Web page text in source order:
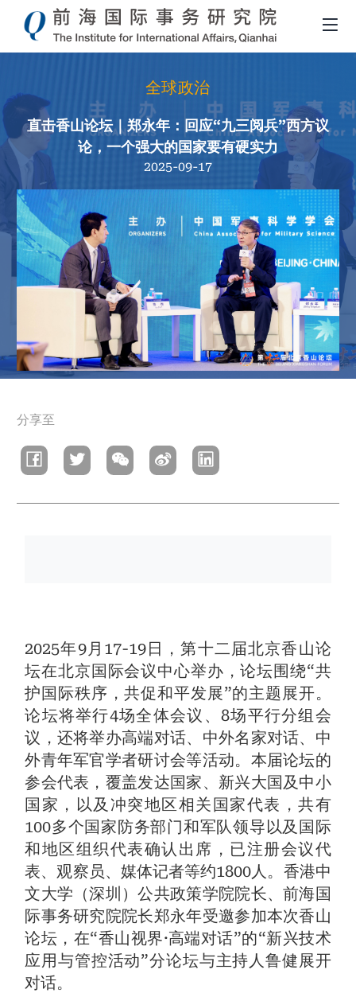
全球政治
直击香山论坛｜郑永年：回应“九三阅兵”西方议
论，一个强大的国家要有硬实力
2025-09-17
包
屑
分享至
2025年9月17-19日，第十二届北京香山论
坛在北京国际会议中心举办，论坛围绕“共
护国际秩序，共促和平发展”的主题展开。
论坛将举行4场全体会议、8场平行分组会
议，还将举办高端对话、中外名家对话、中
外青年军官学者研讨会等活动。本届论坛的
参会代表，覆盖发达国家、新兴大国及中小
国家，以及冲突地区相关国家代表，共有
100多个国家防务部门和军队领导以及国际
和地区组织代表确认出席，已注册会议代
表、观察员、媒体记者等约1800人。香港中
文大学（深圳）公共政策学院院长、前海国
际事务研究院院长郑永年受邀参加本次香山
论坛，在“香山视界·高端对话”的“新兴技术
应用与管控活动”分论坛与主持人鲁健展开
对话。